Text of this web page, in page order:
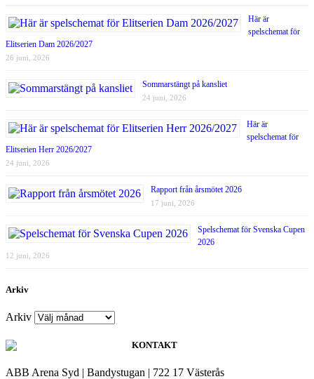
Här är
spelschemat för
Elitserien Dam 2026/2027
26 juni, 2026
Sommarstängt på kansliet
24 juni, 2026
Här är
spelschemat för
Elitserien Herr 2026/2027
24 juni, 2026
Rapport från årsmötet 2026
17 juni, 2026
Spelschemat för Svenska Cupen
2026
12 juni, 2026
Arkiv
Arkiv
KONTAKT
ABB Arena Syd | Bandystugan | 722 17 Västerås